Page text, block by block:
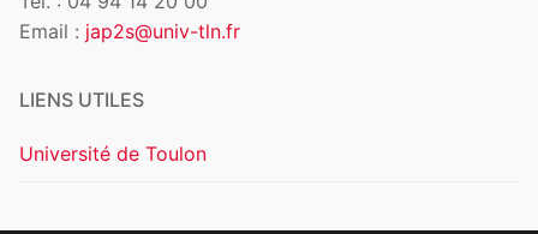
Email : jap2s@univ-tln.fr
LIENS UTILES
Université de Toulon